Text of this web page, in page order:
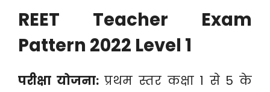
REET Teacher Exam
Pattern 2022 Level 1
परीक्षा योजना:प्रथम स्तर कक्षा 1 से 5 के